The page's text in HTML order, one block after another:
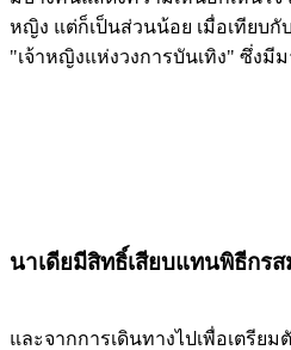
หญิง แต่ก็เป็นส่วนน้อย เมื่อเทียบ
"เจ้าหญิงแห่งวงการบันเทิง" ซึ่งมี
นาเดียมีสิทธิ์เสียบแทนพิธีกร
และจากการเดินทางไปเพื่อเตรีย